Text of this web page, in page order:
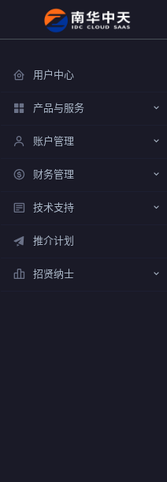
用户中心
产品与服务
账户管理
财务管理
技术支持
推介计划
招贤纳士